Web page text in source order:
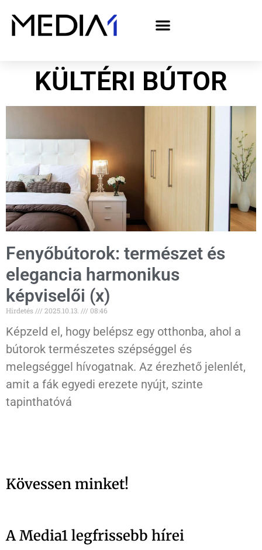
KÜLTÉRI BÚTOR
Fenyőbútorok: természet és
elegancia harmonikus
képviselői (x)
Hirdetés 2025.10.13. 08:46
Képzeld el, hogy belépsz egy otthonba, ahol a
bútorok természetes szépséggel és
melegséggel hívogatnak. Az érezhető jelenlét,
amit a fák egyedi erezete nyújt, szinte
tapinthatóvá
Kövessen minket!
A Media1 legfrissebb hírei